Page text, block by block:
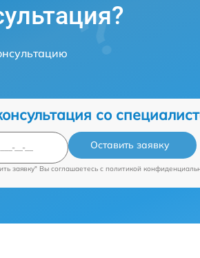
со
Оставить заявку
заявку" Вы соглашаетесь c политикой